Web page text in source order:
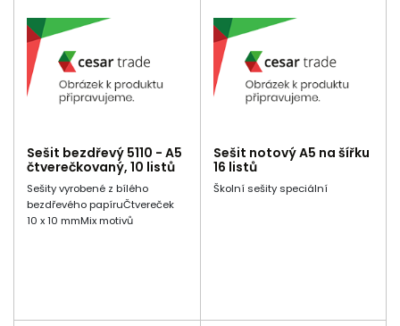
Sešit bezdřevý 5110 - A5
čtverečkovaný, 10 listů
Sešity vyrobené z bílého
bezdřevého papíruČtvereček
10 x 10 mmMix motivů
Sešit notový A5 na šířku
16 listů
Školní sešity speciální